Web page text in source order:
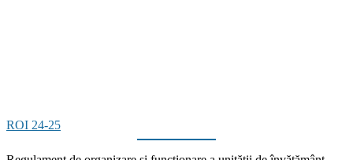
ROI 24-25